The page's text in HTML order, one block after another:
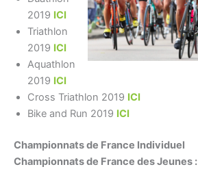
2019 ICI
Triathlon
2019 ICI
Aquathlon
2019 ICI
Cross Triathlon 2019 ICI
Bike and Run 2019 ICI
Championnats de France Individuel
Championnats de France des Jeunes :